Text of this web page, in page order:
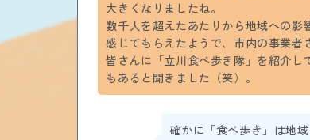
大きくなりましたね。
数千人を超えたあたりから地域への影
感じてもらえたようで、市内の事業者
皆さんに「立川食べ歩き隊」を紹介し
もあると聞きました（笑）。
確かに「食べ歩き」は地